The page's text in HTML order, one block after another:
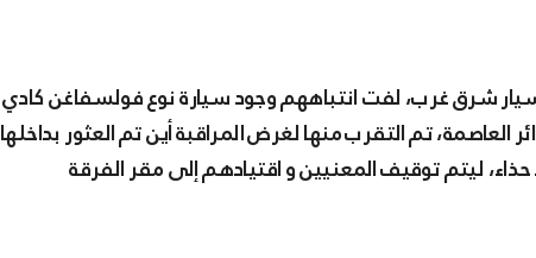
تم التقرب منها لغرض المراقبة أين تم العثور بداخلها
حذاء، ليتم توقيف المعنيين و اقتيادهم إلى مقر الفرقة